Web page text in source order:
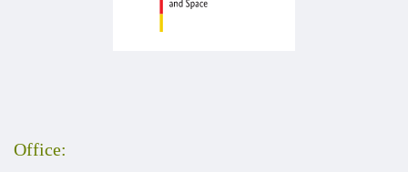
Office: